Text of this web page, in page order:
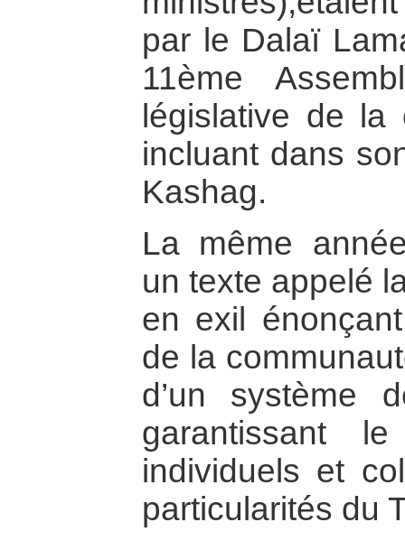
par le Dalaï
11ème
législative de la
incluant dans
Kashag.
La même
un texte appelé
en exil
de la
d’un système
garantissant
individuels et
particularités du